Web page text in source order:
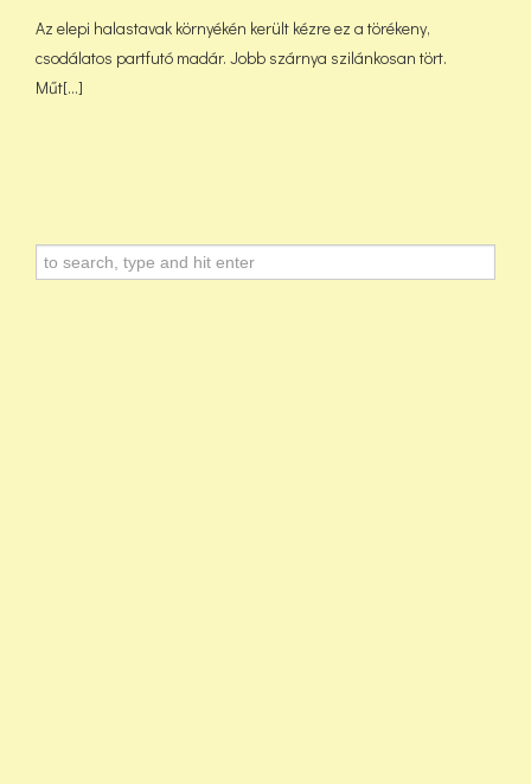
Az elepi halastavak környékén került kézre ez a törékeny,
csodálatos partfutó madár. Jobb szárnya szilánkosan tört.
Műt[...]